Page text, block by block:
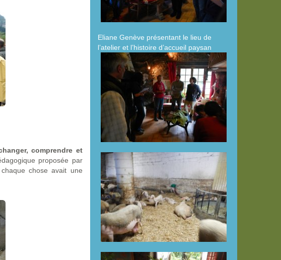
comprendre et
proposée par
chose avait une
Eliane Genève présentant le lieu de
l’atelier et l’histoire d’accueil paysan